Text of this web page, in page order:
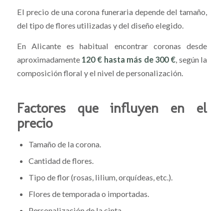
El precio de una corona funeraria depende del tamaño,
del tipo de flores utilizadas y del diseño elegido.
En Alicante es habitual encontrar coronas desde
aproximadamente 120 € hasta más de 300 € , según la
composición floral y el nivel de personalización.
Factores que influyen en el
precio
Tamaño de la corona.
Cantidad de flores.
Tipo de flor (rosas, lilium, orquídeas, etc.).
Flores de temporada o importadas.